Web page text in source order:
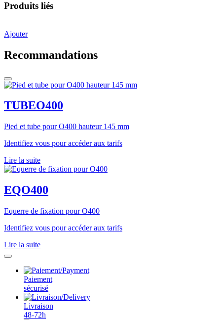
Produits liés
Ajouter
Recommandations
TUBEO400
Pied et tube pour O400 hauteur 145 mm
Identifiez vous pour accéder aux tarifs
Lire la suite
EQO400
Equerre de fixation pour O400
Identifiez vous pour accéder aux tarifs
Lire la suite
Paiement
sécurisé
Livraison
48-72h